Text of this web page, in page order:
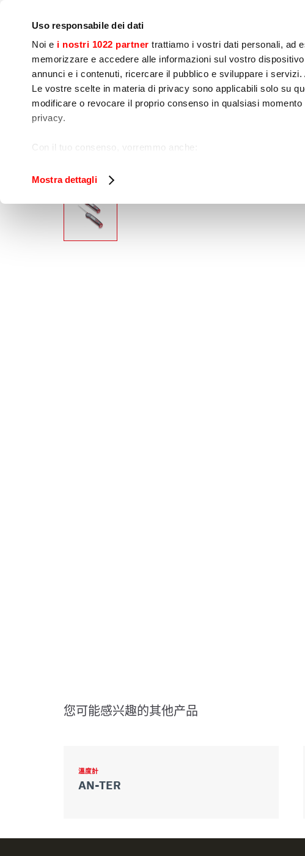
Uso responsabile dei dati
Noi e i nostri 1022 partner trattiamo i vostri dati personali, ad
memorizzare e accedere alle informazioni sul vostro
annunci e i contenuti, ricercare il pubblico e sviluppare i
Le vostre scelte in materia di privacy sono applicabili solo su
modificare o revocare il proprio consenso in qualsiasi
privacy.
Con il tuo consenso, vorremmo anche:
Identificare il tuo dispositivo, scansionandolo
tuo consenso in qualsiasi momento dalla Dichiarazione sui
Utilizziamo i cookie per garantire che l’utente possa usufruire
funzionalità dei social media e per analizzare il nostro traffico.
sito con i nostri partner che si occupano di analisi dei dati
Mostra dettagli
烹饪 食品加工 包装
您可能感兴趣的其他产品
溫度計
AN-TER